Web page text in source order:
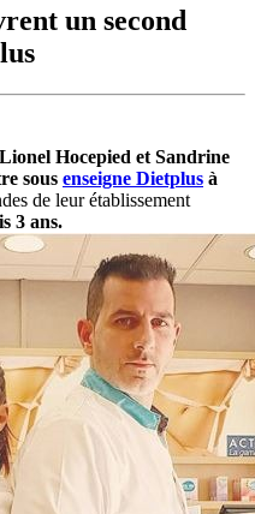
un second
Hocepied et Sandrine
sous enseigne Dietplus à
de leur établissement
3 ans.